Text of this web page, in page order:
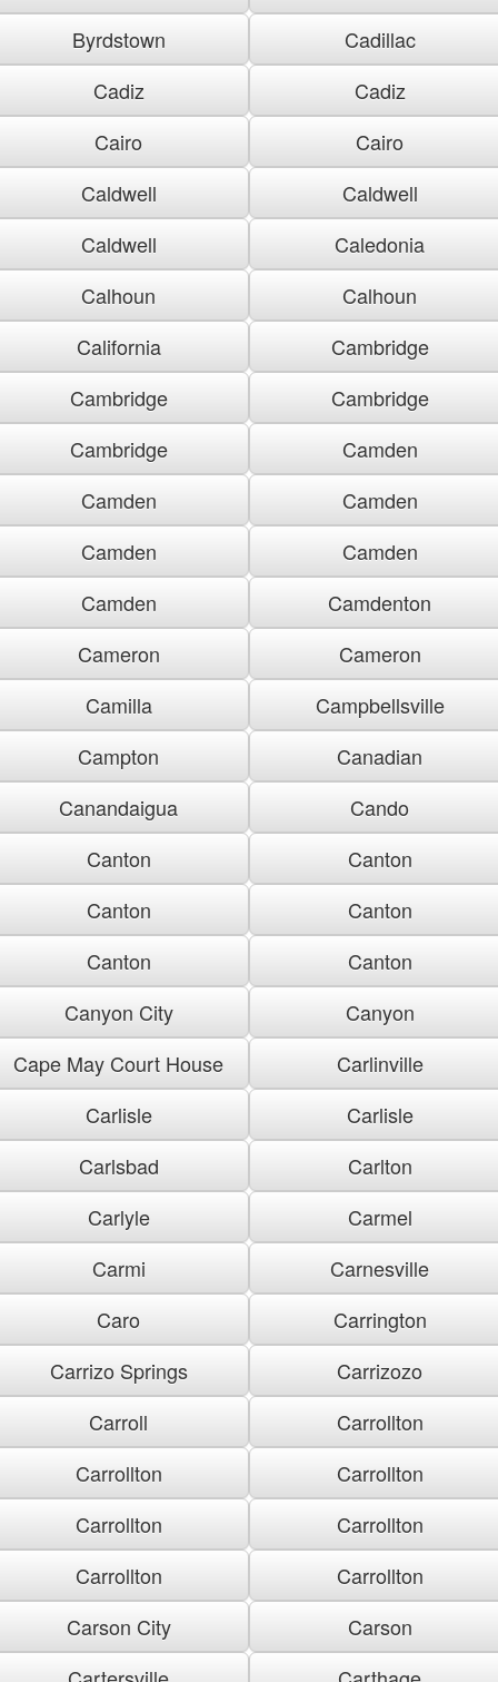
Byrdstown
Cadillac
Cadiz
Cadiz
Cairo
Cairo
Caldwell
Caldwell
Caldwell
Caledonia
Calhoun
Calhoun
California
Cambridge
Cambridge
Cambridge
Cambridge
Camden
Camden
Camden
Camden
Camden
Camden
Camdenton
Cameron
Cameron
Camilla
Campbellsville
Campton
Canadian
Canandaigua
Cando
Canton
Canton
Canton
Canton
Canton
Canton
Canyon City
Canyon
Cape May Court House
Carlinville
Carlisle
Carlisle
Carlsbad
Carlton
Carlyle
Carmel
Carmi
Carnesville
Caro
Carrington
Carrizo Springs
Carrizozo
Carroll
Carrollton
Carrollton
Carrollton
Carrollton
Carrollton
Carrollton
Carrollton
Carson City
Carson